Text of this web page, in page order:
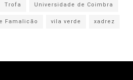
Trofa
Universidade de Coimbra
Famalicão vila verde xadrez